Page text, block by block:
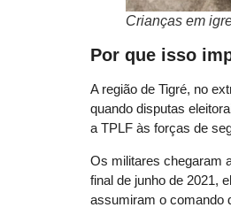
Crianças em
Por que isso
A região de Tigré, no
quando disputas
a TPLF às forças de
Os militares chegaram
final de junho de 2021,
assumiram o comando